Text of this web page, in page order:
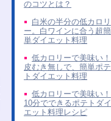
のコツとは？
白米の半分の低カロリ
ー。白ワインに合う超簡
単ダイエット料理
低カロリーで美味い！
皮むき無しで、簡単ポテ
トダイエット料理
低カロリーで美味い！
10分でできるポテトダイ
エット料理レシピ